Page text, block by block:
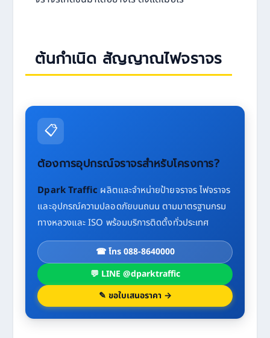
ต้นกำเนิด สัญญาณไฟจราจร
📋
ต้องการอุปกรณ์จราจรสำหรับโครงการ?
Dpark Traffic ผลิตและจำหน่ายป้ายจราจร ไฟจราจร
และอุปกรณ์ความปลอดภัยบนถนน ตามมาตรฐานกรม
ทางหลวงและ ISO พร้อมบริการติดตั้งทั่วประเทศ
☎ โทร 088-8640000
💬 LINE @dparktraffic
✎ ขอใบเสนอราคา →